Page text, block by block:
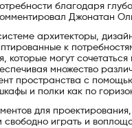
благодаря
Джонатан
архитекторы,
к
которые могут
множество
пространства с
и полки как по
для
играть и